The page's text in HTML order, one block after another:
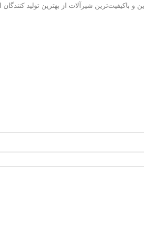
باکیفیت‌ترین شیرآلات از بهترین تولید